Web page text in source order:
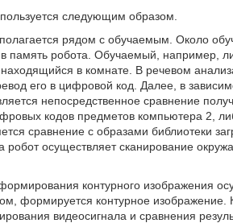
следующим образом.
рядом с обучаемым. Около
в память робота. Обучаемый, например,
в комнате. В речевом
его в цифровой код. Далее, в
непосредственное сравнение
кодов предметов компьютера 2,
сравнение с образами библиотеки
осуществляет сканирование
контурного изображения
формируется контурное изображение.
видеосигнала и сравнения